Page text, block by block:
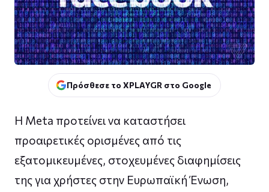
Πρόσθεσε το XPLAYGR στο Google
Η Meta προτείνει να καταστήσει
προαιρετικές ορισμένες από τις
εξατομικευμένες, στοχευμένες διαφημίσεις
της για χρήστες στην Ευρωπαϊκή Ένωση,